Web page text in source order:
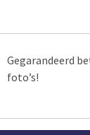
Gegarandeerd
foto’s!